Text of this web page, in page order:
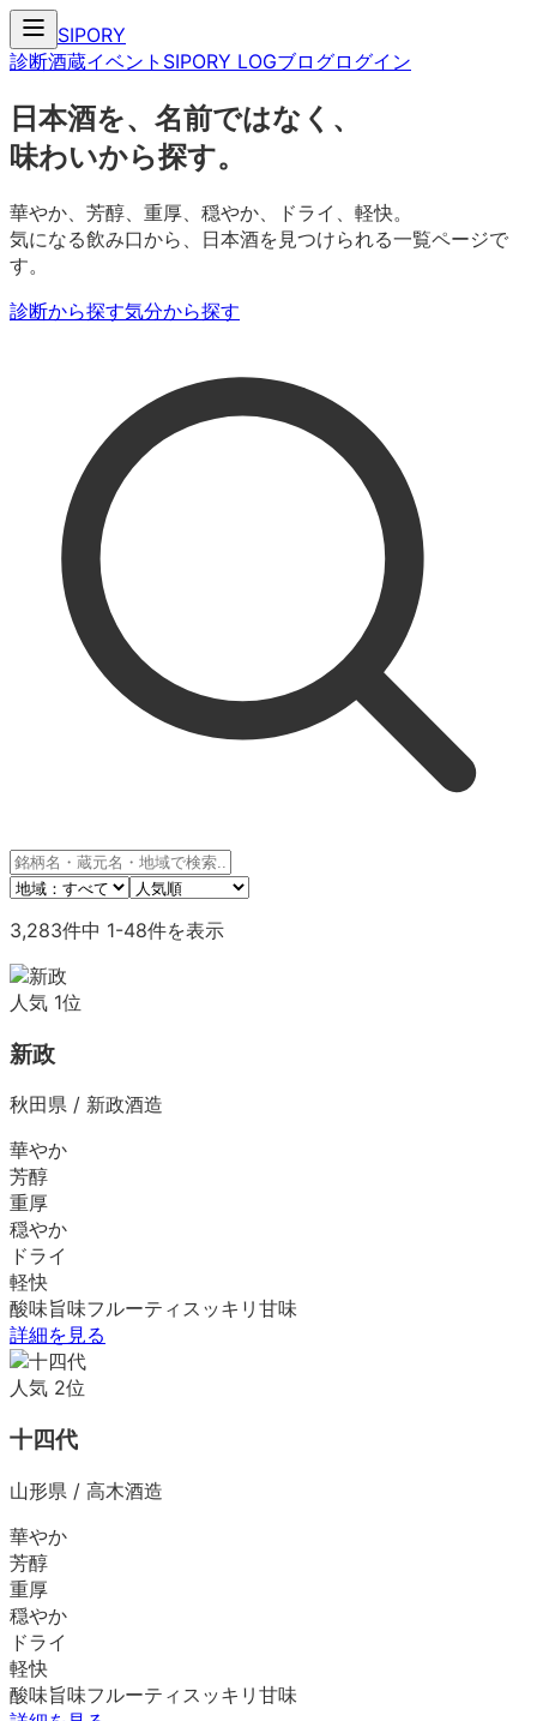
SIPORY
診断酒蔵イベント SIPORY LOGブログログイン
日本酒を、名前ではなく、
味わいから探す。
華やか、芳醇、重厚、穏やか、ドライ、軽快。
気になる飲み口から、日本酒を見つけられる一覧ページで
す。
診断から探す気分から探す
3,283件中 1-48件を表示
人気 1位
新政
秋田県 / 新政酒造
華やか
芳醇
重厚
穏やか
ドライ
軽快
酸味旨味フルーティ スッキリ 甘味
詳細を見る
人気 2位
十四代
山形県 / 高木酒造
華やか
芳醇
重厚
穏やか
ドライ
軽快
酸味旨味フルーティ スッキリ 甘味